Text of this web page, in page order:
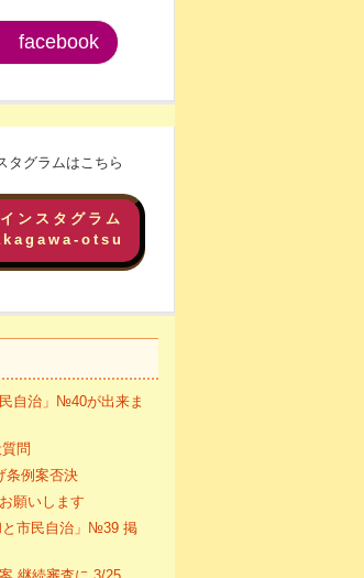
facebook
グラムはこちら
ンスタグラム
otsu
自治」№40が出来ま
問
条例案否決
願いします
と市民自治」№39 掲